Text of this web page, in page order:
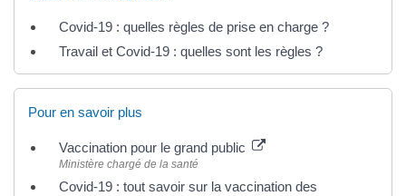
Covid-19 : quelles règles de prise en charge ?
Travail et Covid-19 : quelles sont les règles ?
Pour en savoir plus
Vaccination pour le grand public
Ministère chargé de la santé
Covid-19 : tout savoir sur la vaccination des